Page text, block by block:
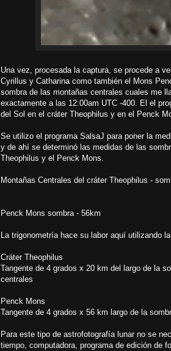
Una vez, procesada la captura, se procede a
Cyrillus y Catharina como también el Mons
sombra de las montañas centrales cuales me
exactamente a las 12:00am UTC -400. El el
del Sol en el cráter Theophilus y en el Penck
Se utilizo el programa SalsaJ para poner la
y de ahí se determinó las medidas de las
Theophilus y el Penck Mons.
Montañas Centrales del cráter Theophilus -
Penck Mons sombra - 56km
La trigonometría hace su labor aquí utilizando
Cráter Theophilus
Tangente de 4 grados x 20 km del largo de la
centrales
Penck Mons
Tangente de 4 grados x 56 km largo de la
Para este tipo de astrofotografía lunar no se
tiempo, computadora, programa de edición de